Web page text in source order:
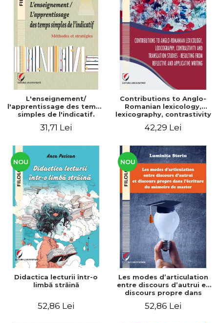
L'enseignement/
l'apprentissage des temps
simples de l'indicatif.
31,71 Lei
Contributions to Anglo-
Romanian lexicology,
lexicography, contrastivity
Resulting from reflective
42,29 Lei
NOU
Didactica lecturii într-o
limbă străină
52,86 Lei
NOU
Les modes d’articulation
entre discours d’autrui et
discours propre dans
master
52,86 Lei